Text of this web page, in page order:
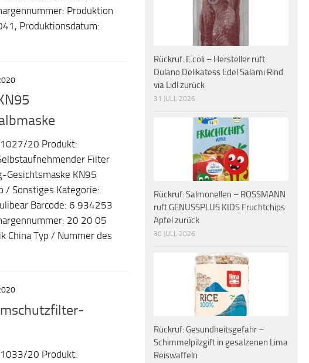
Produktion
Produktionsdatum:
20 Produkt:
Filter
Gesichtsmaske KN95
/ Sonstiges Kategorie:
Barcode: 6 934253
20 20 05
China Typ / Nummer des
20 Produkt:
Rückruf: E.coli – Hersteller ruft
Dulano Delikatess Edel Salami Rind
via Lidl zurück
31 JULI, 2026
Rückruf: Salmonellen – ROSSMANN
ruft GENUSSPLUS KIDS Fruchtchips
Apfel zurück
30 JULI, 2026
Rückruf: Gesundheitsgefahr –
Schimmelpilzgift in gesalzenen Lima
Reiswaffeln